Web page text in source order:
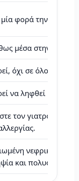
φορά την ημέρα,
μέσα στην πρώτη
όχι σε όλους.
να ληφθεί με ή
τον γιατρό αν
νεφρική
και